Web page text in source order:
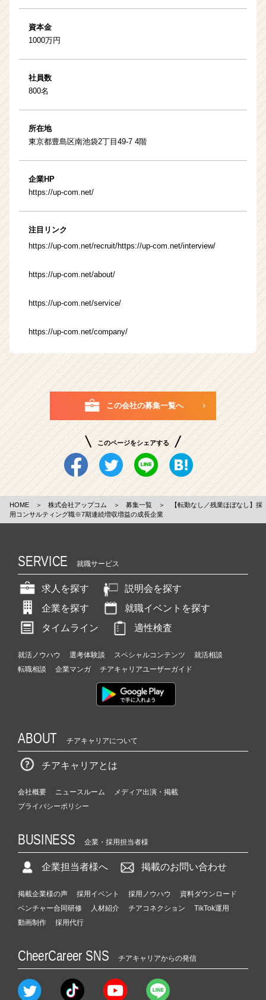
資本金
1000万円
社員数
800名
所在地
東京都豊島区南池袋2丁目49-7 4階
企業HP
https://up-com.net/
注目リンク
https://up-com.net/recruit/https://up-com.net/interview/
https://up-com.net/about/
https://up-com.net/service/
https://up-com.net/company/
この会社の募集一覧へ
このページをシェアする
HOME ＞ 株式会社アップコム ＞ 募集一覧 ＞
【転勤なし／残業ほぼなし】採
用コンサルティング職※7期連続増収増益の成長企業
SERVICE 就職サービス
求人を探す
説明会を探す
企業を探す
就職イベントを探す
タイムライン
適性検査
就活ノウハウ 選考体験談 スペシャルコンテンツ
就活相談
転職相談
企業マンガ チアキャリアユーザーガイド
ABOUT チアキャリアについて
チアキャリアとは
会社概要 ニュースルーム
メディア出演・掲載
プライバシーポリシー
BUSINESS 企業・採用担当者様
企業担当者様へ 掲載のお問い合わせ
掲載企業様の声 採用イベント 採用ノウハウ
資料ダウンロード
ベンチャー合同研修
人材紹介 チアコネクション
TikTok運用
動画制作
採用代行
CheerCareer SNS チアキャリアからの発信